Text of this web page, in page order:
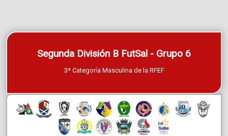
Segunda División B FutSal - Grupo 6
3ª Categoría Masculina de la RFEF